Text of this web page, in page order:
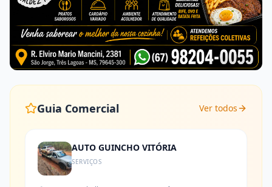
Guia Comercial Ver todos
AUTO GUINCHO VITÓRIA
SERVIÇOS